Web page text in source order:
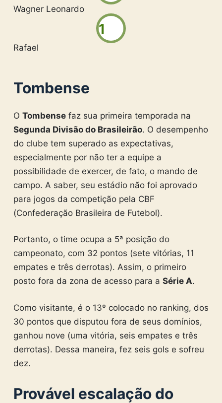
Wagner Leonardo
1
Rafael
Tombense
O Tombensefaz sua primeira temporada na
Segunda Divisão do Brasileirão. O desempenho
do clube tem superado as expectativas,
especialmente por não ter a equipe a
possibilidade de exercer, de fato, o mando de
campo. A saber, seu estádio não foi aprovado
para jogos da competição pela CBF
(Confederação Brasileira de Futebol).
Portanto, o time ocupa a 5ª posição do
campeonato, com 32 pontos (sete vitórias, 11
empates e três derrotas). Assim, o primeiro
posto fora da zona de acesso para a Série A.
Como visitante, é o 13º colocado no ranking, dos
30 pontos que disputou fora de seus domínios,
ganhou nove (uma vitória, seis empates e três
derrotas). Dessa maneira, fez seis gols e sofreu
dez.
Provável escalação do